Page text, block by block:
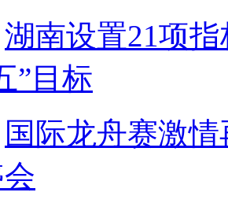
湖南设置21项
”目标
国际龙舟赛激